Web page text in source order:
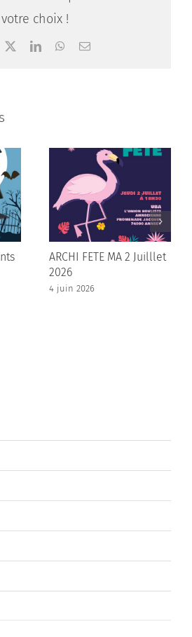
votre choix !
LinkedInWhatsApp
Email
ARCHI FETE MA 2 Juilllet
2026
4 juin 2026